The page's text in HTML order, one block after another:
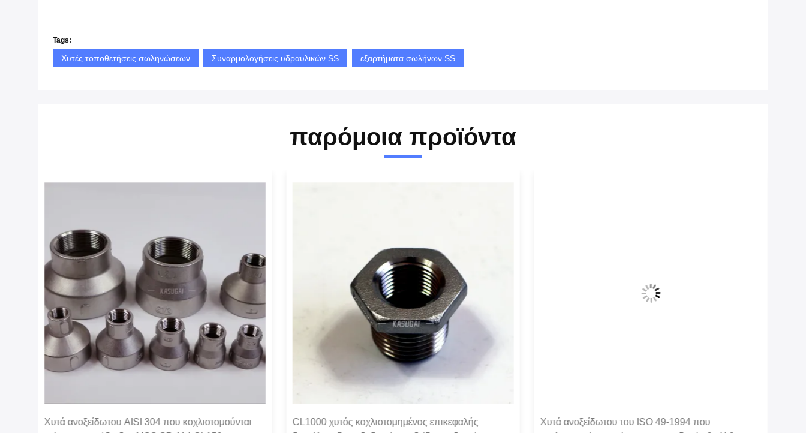
Tags:
Χυτές τοποθετήσεις σωληνώσεων Συναρμολογήσεις υδραυλικών SS εξαρτήματα σωλήνων SS
παρόμοια προϊόντα
Χυτά ανοξείδωτου AISI 304 που κοχλιοτομούνται
CL1000 χυτός κοχλιοτομημένος επικεφαλής
Χυτά ανοξείδωτου του ISO 49-1994 που